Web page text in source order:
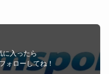
に入ったら
ォローしてね！